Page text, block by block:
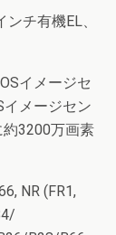
チ有機EL、
イメージセ
イメージセン
3200万画素
NR (FR1,